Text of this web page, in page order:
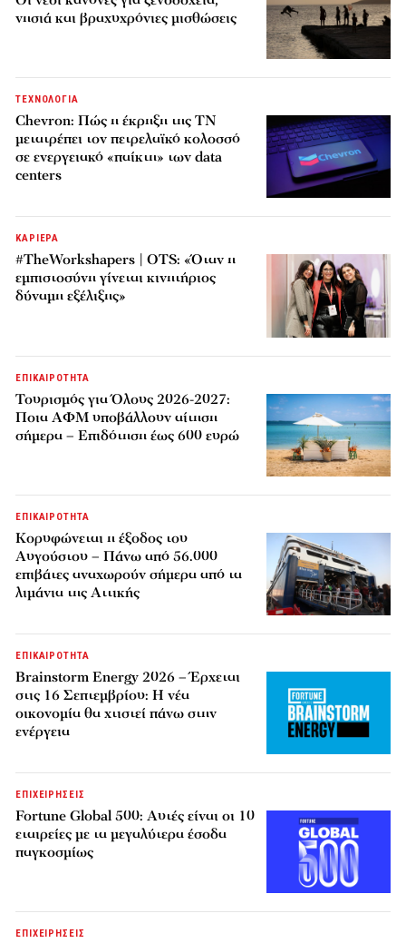
νησιά και βραχυχρόνιες μισθώσεις
ΤΕΧΝΟΛΟΓΙΑ
Chevron: Πώς η έκρηξη της ΤΝ
μετατρέπει τον πετρελαϊκό κολοσσό
σε ενεργειακό «παίκτη» των data
centers
ΚΑΡΙΕΡΑ
#TheWorkshapers | OTS: «Όταν η
εμπιστοσύνη γίνεται κινητήριος
δύναμη εξέλιξης»
ΕΠΙΚΑΙΡΟΤΗΤΑ
Τουρισμός για Όλους 2026-2027:
Ποια ΑΦΜ υποβάλλουν αίτηση
σήμερα – Επιδότηση έως 600 ευρώ
ΕΠΙΚΑΙΡΟΤΗΤΑ
Κορυφώνεται η έξοδος του
Αυγούστου – Πάνω από 56.000
επιβάτες αναχωρούν σήμερα από τα
λιμάνια της Αττικής
ΕΠΙΚΑΙΡΟΤΗΤΑ
Brainstorm Energy 2026 – Έρχεται
στις 16 Σεπτεμβρίου: Η νέα
οικονομία θα χτιστεί πάνω στην
ενέργεια
ΕΠΙΧΕΙΡΗΣΕΙΣ
Fortune Global 500: Αυτές είναι οι 10
εταιρείες με τα μεγαλύτερα έσοδα
παγκοσμίως
ΕΠΙΧΕΙΡΗΣΕΙΣ